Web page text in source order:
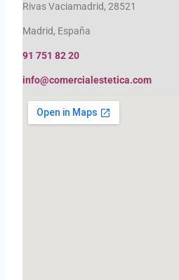
Rivas Vaciamadrid, 28521
Madrid, España
91 751 82 20
info@comercialestetica.com